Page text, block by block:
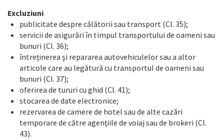
Excluziuni
publicitate despre călătorii sau transport (Cl. 35);
servicii de asigurări în timpul transportului de oameni sau
bunuri (Cl. 36);
întreţinerea şi repararea autovehiculelor sau a altor
articole care au legătură cu transportul de oameni sau
bunuri (Cl. 37);
oferirea de tururi cu ghid (Cl. 41);
stocarea de date electronice;
rezervarea de camere de hotel sau de alte cazări
temporare de către agenţiile de voiaj sau de brokeri (Cl.
43).